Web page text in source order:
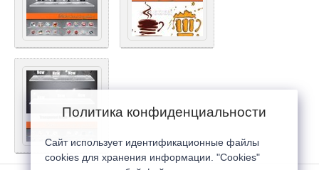
Политика конфиденциальности
Сайт использует идентификационные файлы
cookies для хранения информации. "Cookies"